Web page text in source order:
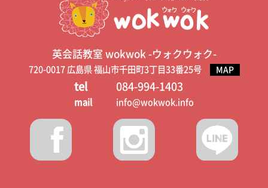
英会話教室 wokwok -ウォクウォク-
720-0017 広島県 福山市千田町3丁目33番25号 MAP
tel 084-994-1403
mail info@wokwok.info